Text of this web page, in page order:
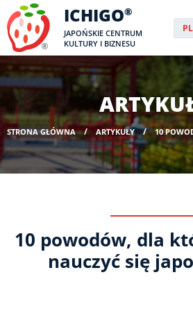
ICHIGO®
JAPOŃSKIE CENTRUM
KULTURY I BIZNESU
STRONA GŁÓWNA ARTYKUŁY 10 POWODÓW,
10 powodów, dla
nauczyć się